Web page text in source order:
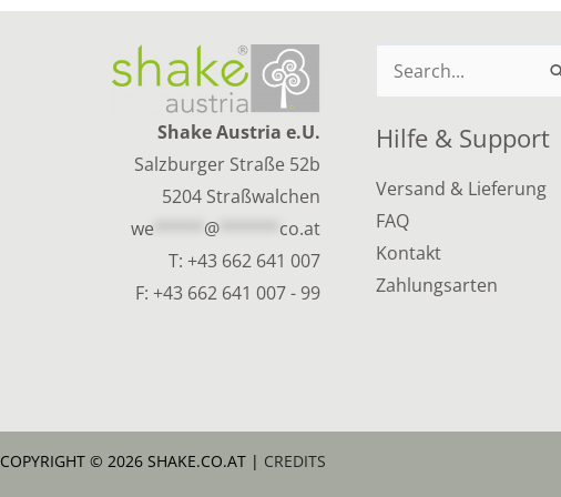
Shake Austria e.U.
Salzburger Straße 52b
5204 Straßwalchen
we***** @****** co.at
T: +43 662 641 007
F: +43 662 641 007 - 99
Suchen
nach:
Hilfe & Support
Versand & Lieferung
FAQ
Kontakt
Zahlungsarten
COPYRIGHT © 2026 SHAKE.CO.AT | CREDITS